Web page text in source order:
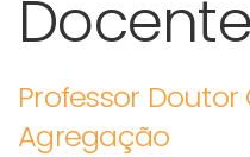
Professor
Agregação